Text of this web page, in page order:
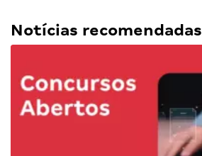
Notícias recomendadas